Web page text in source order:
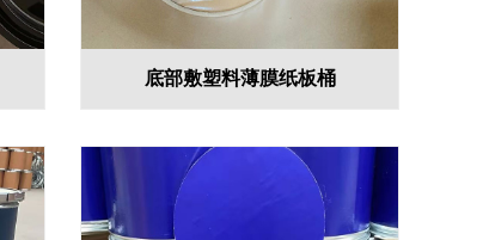
底部敷塑料薄膜纸板桶